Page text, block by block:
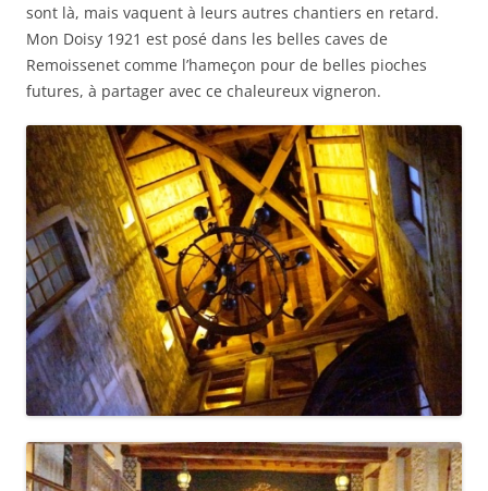
sont là, mais vaquent à leurs autres chantiers en retard.
Mon Doisy 1921 est posé dans les belles caves de
Remoissenet comme l’hameçon pour de belles pioches
futures, à partager avec ce chaleureux vigneron.